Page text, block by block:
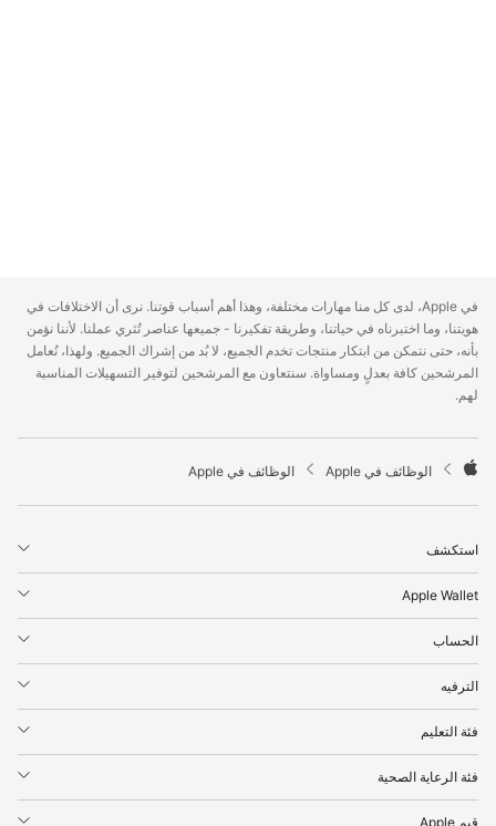
p
p
l
e
F
o
t
r
في Apple، لدى كل منا مهارات مختلفة، وهذا أهم أسباب قوتنا. نرى أن الاختلافات في
هويتنا، وما اختبرناه في حياتنا، وطريقة تفكيرنا - جميعها عناصر تُثري عملنا. لأننا نؤمن
بأنه، حتى نتمكن من ابتكار منتجات تخدم الجميع، لا بُد من إشراك الجميع. ولهذا، نُعامل
المرشحين كافة بعدلٍ ومساواة. سنتعاون مع المرشحين لتوفير التسهيلات المناسبة
لهم.

p
l
e
الوظائف في Apple الوظائف في Apple
استكشف
Apple Wallet
الحساب
الترفيه
فئة التعليم
فئة الرعاية الصحية
قيم Apple